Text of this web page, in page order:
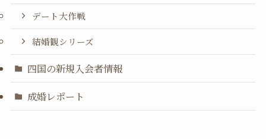
デート大作戦
結婚観シリーズ
四国の新規入会者情報
成婚レポート